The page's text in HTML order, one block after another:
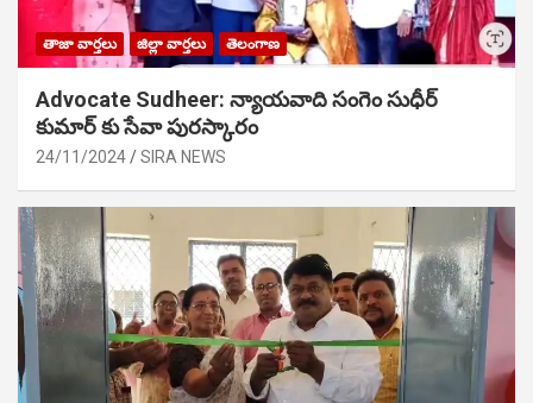
తాజా వార్తలు జిల్లా వార్తలు తెలంగాణ
Advocate Sudheer: న్యాయవాది సంగెం సుధీర్
కుమార్ కు సేవా పురస్కారం
24/11/2024 SIRA NEWS